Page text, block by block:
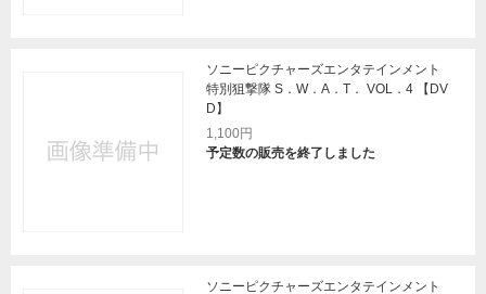
ソニーピクチャーズエンタテインメント
特別狙撃隊 S．W．A．T． VOL．4 【DV
D】
1,100円
予定数の販売を終了しました
ソニーピクチャーズエンタテインメント